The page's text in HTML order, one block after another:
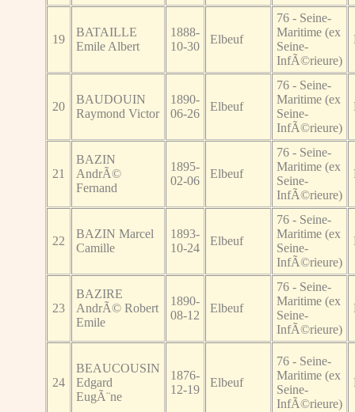
19
BATAILLE
Emile Albert
1888-
10-30
Elbeuf
76 - Seine-
Maritime (ex
Seine-
InfÃ©rieure)
20
BAUDOUIN
Raymond Victor
1890-
06-26
Elbeuf
76 - Seine-
Maritime (ex
Seine-
InfÃ©rieure)
21
BAZIN
AndrÃ©
Fernand
1895-
02-06
Elbeuf
76 - Seine-
Maritime (ex
Seine-
InfÃ©rieure)
22
BAZIN Marcel
Camille
1893-
10-24
Elbeuf
76 - Seine-
Maritime (ex
Seine-
InfÃ©rieure)
23
BAZIRE
AndrÃ© Robert
Emile
1890-
08-12
Elbeuf
76 - Seine-
Maritime (ex
Seine-
InfÃ©rieure)
24
BEAUCOUSIN
Edgard
EugÃ¨ne
1876-
12-19
Elbeuf
76 - Seine-
Maritime (ex
Seine-
InfÃ©rieure)